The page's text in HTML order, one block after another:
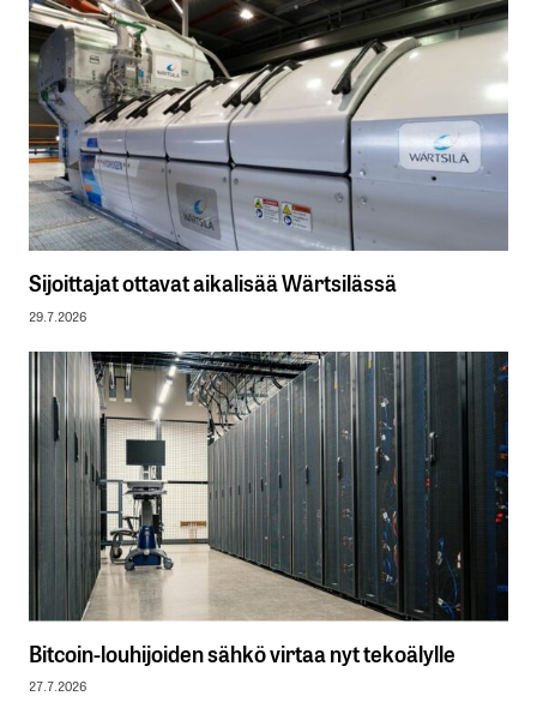
Sijoittajat ottavat aikalisää Wärtsilässä
29.7.2026
Bitcoin-louhijoiden sähkö virtaa nyt tekoälylle
27.7.2026